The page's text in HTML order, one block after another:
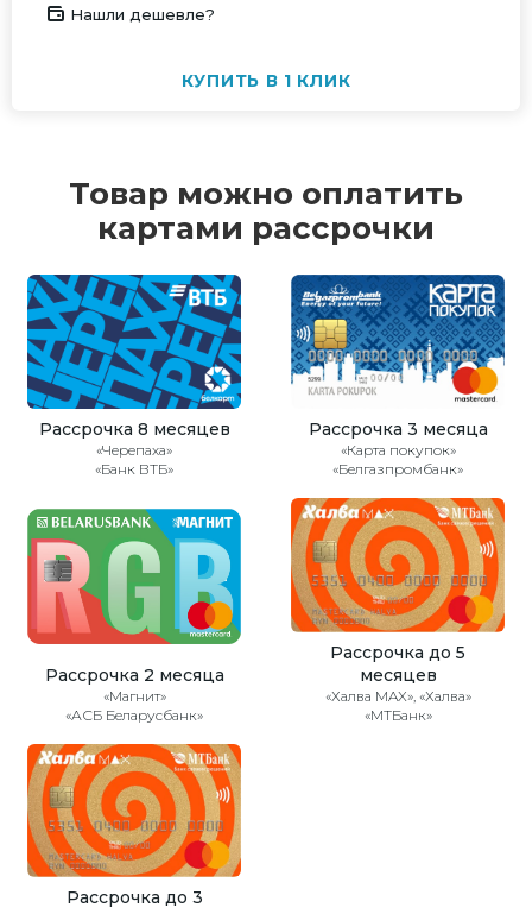
Нашли дешевле?
КУПИТЬ В 1 КЛИК
Товар можно оплатить
картами рассрочки
Рассрочка 8 месяцев
«Черепаха»
«Банк ВТБ»
Рассрочка 3 месяца
«Карта покупок»
«Белгазпромбанк»
Рассрочка 2 месяца
«Магнит»
«АСБ Беларусбанк»
Рассрочка до 5
месяцев
«Халва MAX», «Халва»
«МТБанк»
Рассрочка до 3